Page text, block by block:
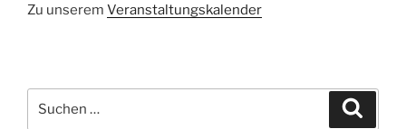
Zu unserem Veranstaltungskalender
nach: